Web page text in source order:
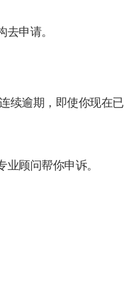
申请。
续逾期，即使你现在已
顾问帮你申诉。